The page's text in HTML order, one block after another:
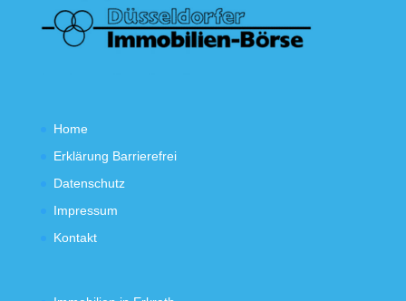
Home
Erklärung Barrierefrei
Datenschutz
Impressum
Kontakt